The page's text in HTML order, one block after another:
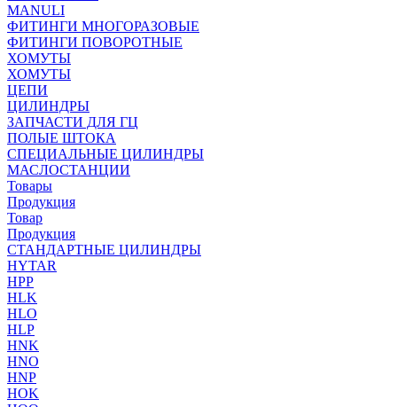
MANULI
ФИТИНГИ МНОГОРАЗОВЫЕ
ФИТИНГИ ПОВОРОТНЫЕ
ХОМУТЫ
ХОМУТЫ
ЦЕПИ
ЦИЛИНДРЫ
ЗАПЧАСТИ ДЛЯ ГЦ
ПОЛЫЕ ШТОКА
СПЕЦИАЛЬНЫЕ ЦИЛИНДРЫ
МАСЛОСТАНЦИИ
Товары
Продукция
Товар
Продукция
СТАНДАРТНЫЕ ЦИЛИНДРЫ
HYTAR
HPP
HLK
HLO
HLP
HNK
HNO
HNP
HOK